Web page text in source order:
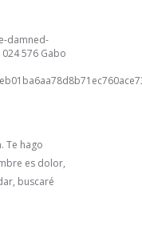
damned-
576 Gabo
Te hago
es dolor,
buscaré